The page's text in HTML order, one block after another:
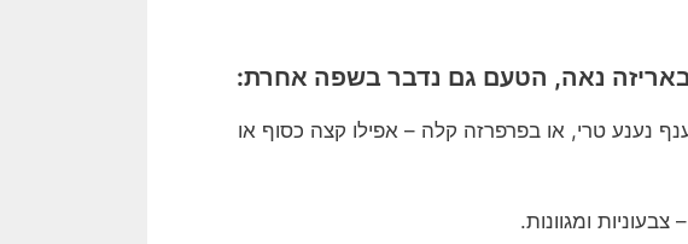
נאה, הטעם גם נדבר בשפה אחרת:
נענע טרי, או בפרפרזה קלה – אפילו קצה כסוף או
ומגוונות.